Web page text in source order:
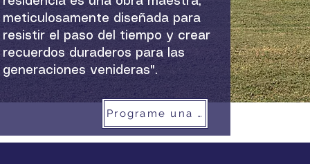
meticulosamente diseñada para
resistir el paso del tiempo y crear
recuerdos duraderos para las
generaciones venideras".
Programe una visita